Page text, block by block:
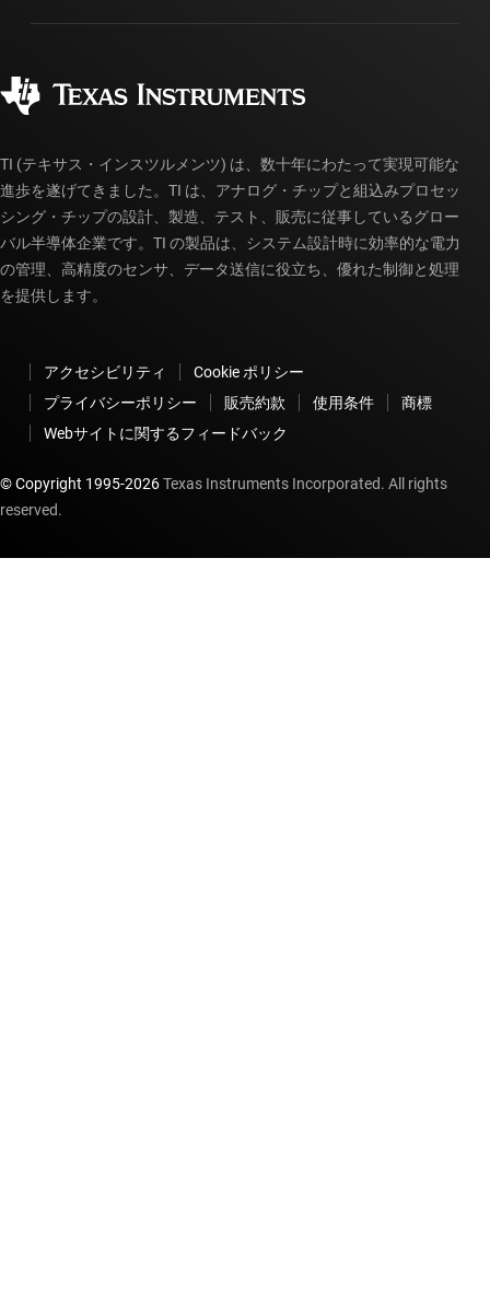
製造
myTI アカウントの FAQ
ご注文に関する FAQ
TI (テキサス・インスツルメンツ) は、数十年にわたって実現可能な
進歩を遂げてきました。TI は、アナログ・チップと組込みプロセッ
シング・チップの設計、製造、テスト、販売に従事しているグロー
バル半導体企業です。TI の製品は、システム設計時に効率的な電力
の管理、高精度のセンサ、データ送信に役立ち、優れた制御と処理
を提供します。
アクセシビリティ
Cookie ポリシー
プライバシーポリシー
販売約款 使用条件
商標
Webサイトに関するフィードバック
© Copyright 1995-2026Texas Instruments Incorporated. All rights
reserved.